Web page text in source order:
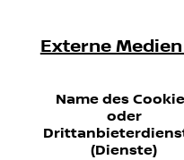
Externe
Name des
oder
(Dienste)